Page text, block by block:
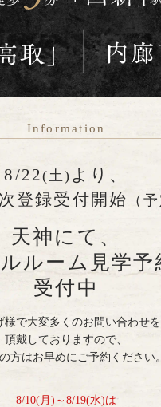
Information
8/22(土) より、
登録受付開始 （
天神にて、
ルーム見学予
受付中
様で大変多くのお問い合わせを
頂戴しておりますので、
方はお早めにご予約ください。
8/10(月)～8/19(水)は